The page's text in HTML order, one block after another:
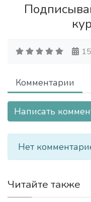
Комментарии
Написать
Нет
Читайте также